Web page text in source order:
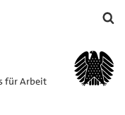
für Arbeit